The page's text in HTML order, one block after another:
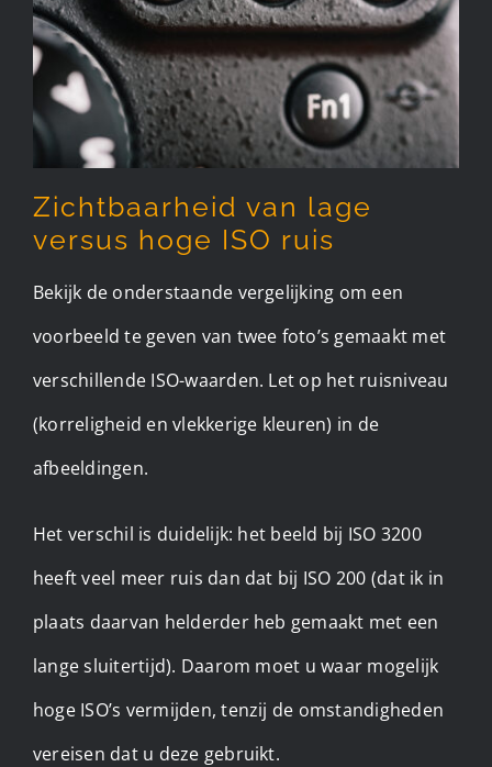
Zichtbaarheid van lage
versus hoge ISO ruis
Bekijk de onderstaande vergelijking om een
voorbeeld te geven van twee foto’s gemaakt met
verschillende ISO-waarden. Let op het ruisniveau
(korreligheid en vlekkerige kleuren) in de
afbeeldingen.
Het verschil is duidelijk: het beeld bij ISO 3200
heeft veel meer ruis dan dat bij ISO 200 (dat ik in
plaats daarvan helderder heb gemaakt met een
lange sluitertijd). Daarom moet u waar mogelijk
hoge ISO’s vermijden, tenzij de omstandigheden
vereisen dat u deze gebruikt.